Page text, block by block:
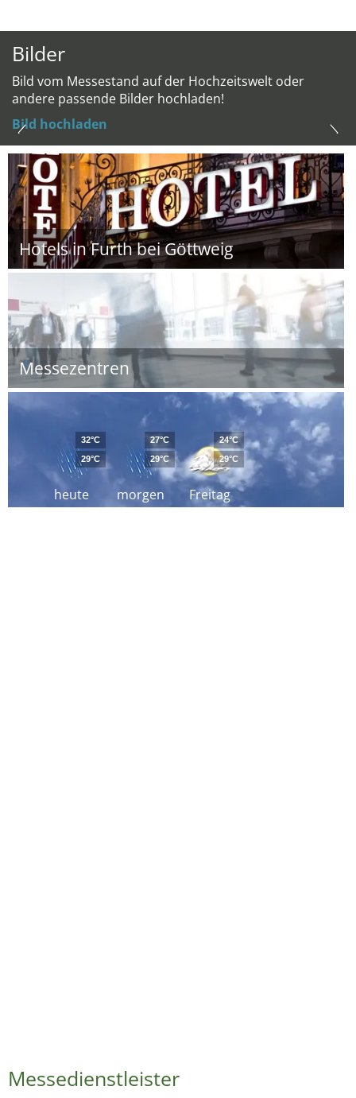
Bilder
Bild vom Messestand auf der Hochzeitswelt oder
andere passende Bilder hochladen!
Bild hochladen
Hotels in Furth bei Göttweig
Messezentren
heute
32°C
29°C
morgen
27°C
29°C
Freitag
24°C
29°C
Messedienstleister